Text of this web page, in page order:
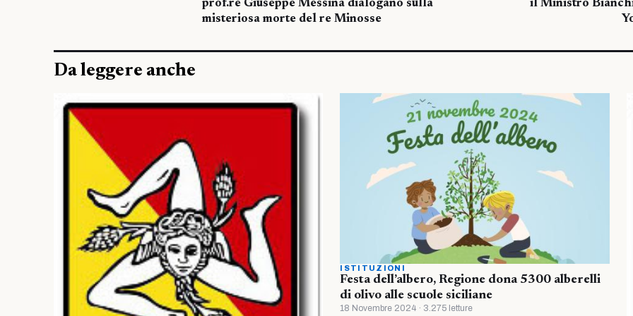
prof.re Giuseppe Messina dialogano sulla
misteriosa morte del re Minosse
il Ministro
Da leggere anche
ISTITUZIONI
Festa dell’albero, Regione dona 5300 alberelli
di olivo alle scuole siciliane
18 Novembre 2024 · 3.275 letture